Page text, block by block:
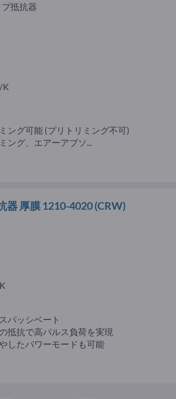
抵抗器
K
ング可能 (プリトリミング不可)
ング、エアーアブソ...
器 厚膜 1210-4020(CRW)
パッシベート
抵抗で高パルス負荷を実現
したパワーモードも可能